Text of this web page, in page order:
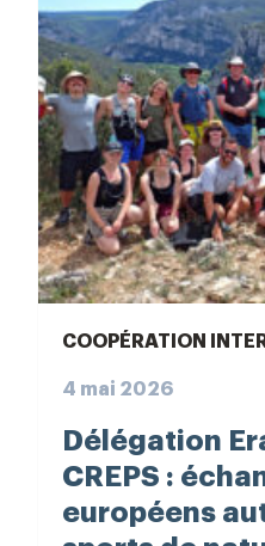
COOPÉRATION
4 mai 2026
Délégation
CREPS :
européens